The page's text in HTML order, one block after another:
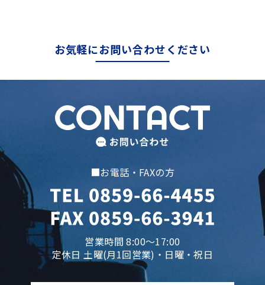
お気軽にお問い合わせください
■お電話・FAXの方
営業時間 8:00～17:00
定休日 土曜(月1回営業)・日曜・祝日